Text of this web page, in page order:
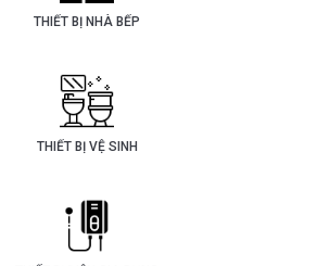
THIẾT BỊ NHÀ BẾP
THIẾT BỊ VỆ SINH